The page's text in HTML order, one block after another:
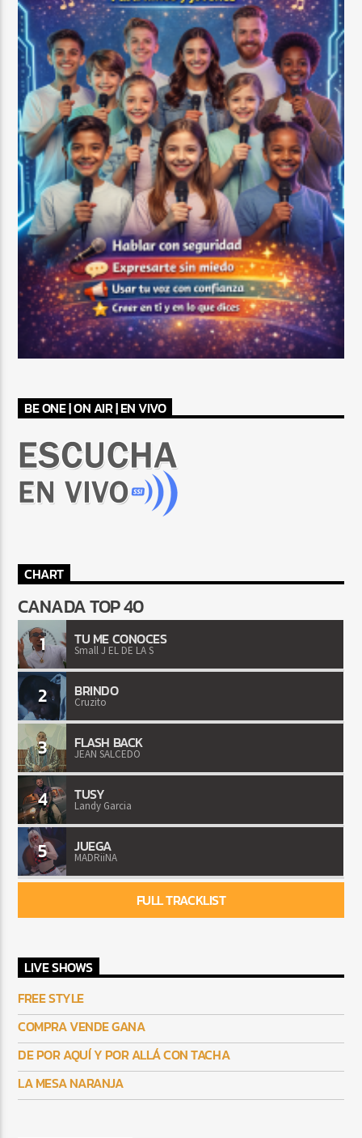
BE ONE | ON AIR | EN VIVO
CHART
CANADA TOP 40
1 TU ME CONOCES
Small J EL DE LA S
2 BRINDO
Cruzito
3 FLASH BACK
JEAN SALCEDO
4 TUSY
Landy Garcia
5 JUEGA
MADRiiNA
FULL TRACKLIST
LIVE SHOWS
FREE STYLE
COMPRA VENDE GANA
DE POR AQUÍ Y POR ALLÁ CON TACHA
LA MESA NARANJA